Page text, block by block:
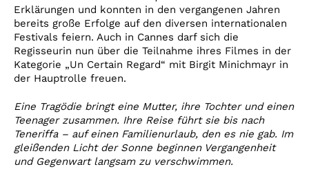
Erklärungen und konnten in den vergangenen Jahren
bereits große Erfolge auf den diversen internationalen
Festivals feiern. Auch in Cannes darf sich die
Regisseurin nun über die Teilnahme ihres Filmes in der
Kategorie „Un Certain Regard“ mit Birgit Minichmayr in
der Hauptrolle freuen.
Eine Tragödie bringt eine Mutter, ihre Tochter und einen
Teenager zusammen. Ihre Reise führt sie bis nach
Teneriffa – auf einen Familienurlaub, den es nie gab. Im
gleißenden Licht der Sonne beginnen Vergangenheit
und Gegenwart langsam zu verschwimmen.